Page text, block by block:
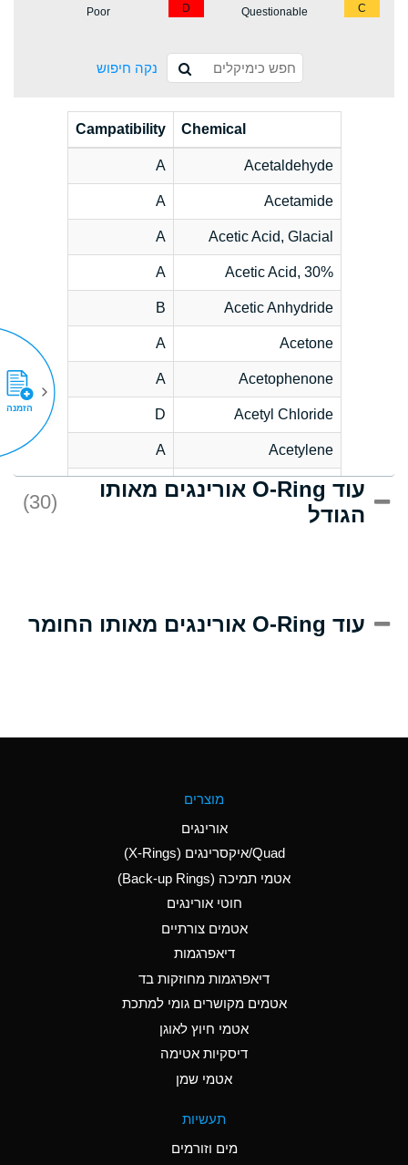
C
Questionable
D
Poor
נקה חיפוש
Chemical
Campatibility
Acetaldehyde
A
Acetamide
A
Acetic Acid, Glacial
A
Acetic Acid, 30%
A
Acetic Anhydride
B
Acetone
A
Acetophenone
A
Acetyl Chloride
D
Acetylene
A
Acrlylonitrile
D
Adipic Acid
(Aqueous)
Aluminum Nitrate
(Aqueous)
Aluminum Phosphate
Ammonia Anhydrous
A
Ammonia Gas (cold)
A
Ammonia Gas (hot)
עוד O-Ring אורינגים מאותו
הגודל
(30)
עוד O-Ring אורינגים מאותו החומר
מוצרים
אורינגים
Quad/איקסרינגים (X-Rings)
אטמי תמיכה (Back-up Rings)
חוטי אורינגים
אטמים צורתיים
דיאפרגמות
דיאפרגמות מחוזקות בד
אטמים מקושרים גומי למתכת
אטמי חיוץ לאוגן
דיסקיות אטימה
אטמי שמן
תעשיות
מים וזורמים
הזמנה